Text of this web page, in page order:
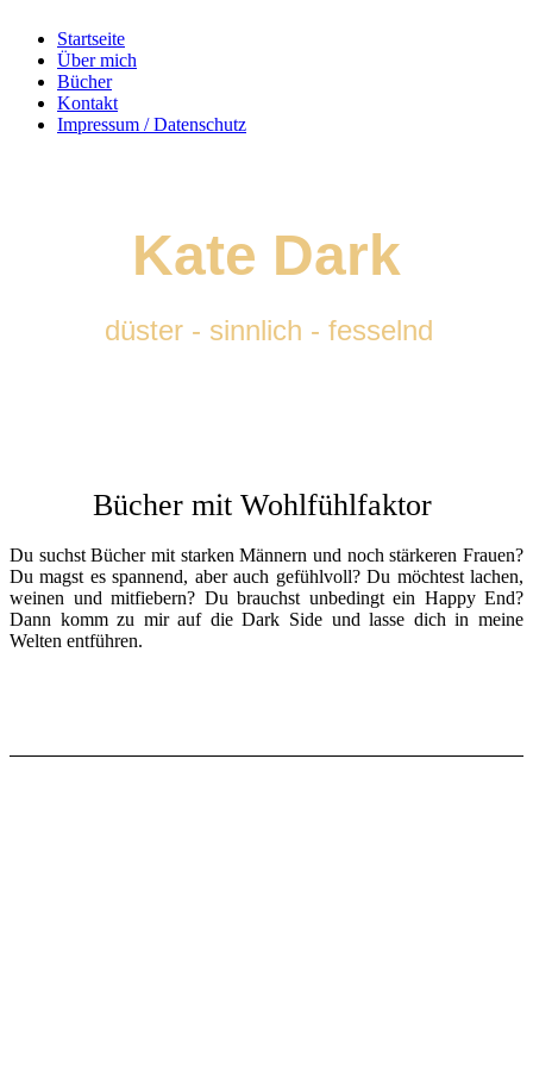
Startseite
Über mich
Bücher
Kontakt
Impressum / Datenschutz
Kate Dark
düster - sinnlich - fesselnd
Bücher mit Wohlfühlfaktor
Du suchst Bücher mit starken Männern und noch stärkeren Frauen?
Du magst es spannend, aber auch gefühlvoll? Du möchtest lachen,
weinen und mitfiebern? Du brauchst unbedingt ein Happy End?
Dann komm zu mir auf die Dark Side und lasse dich in meine
Welten entführen.